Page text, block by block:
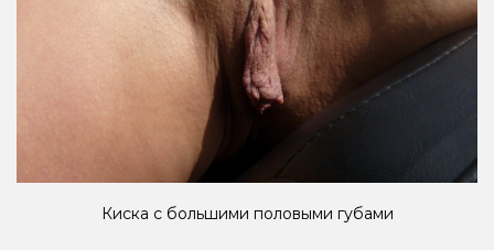
Киска с большими половыми губами